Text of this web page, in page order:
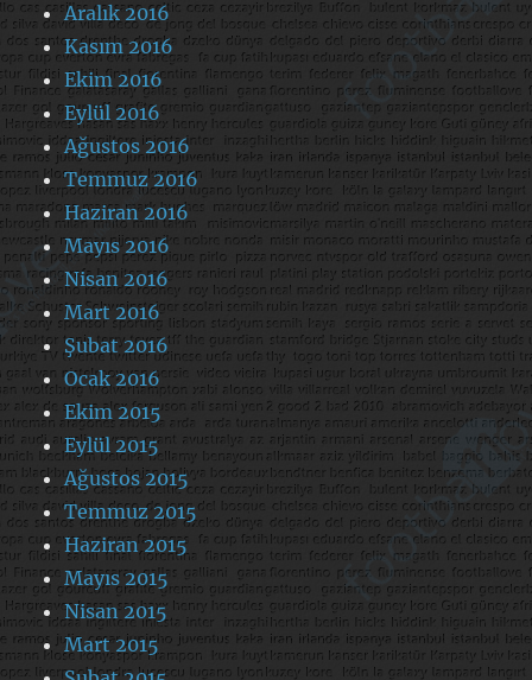
Aralık 2016
Kasım 2016
Ekim 2016
Eylül 2016
Ağustos 2016
Temmuz 2016
Haziran 2016
Mayıs 2016
Nisan 2016
Mart 2016
Şubat 2016
Ocak 2016
Ekim 2015
Eylül 2015
Ağustos 2015
Temmuz 2015
Haziran 2015
Mayıs 2015
Nisan 2015
Mart 2015